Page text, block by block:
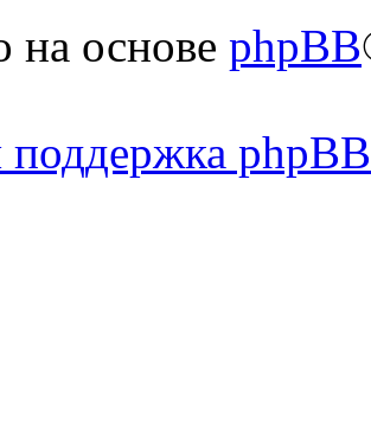
на основе phpBB
поддержка phpBB